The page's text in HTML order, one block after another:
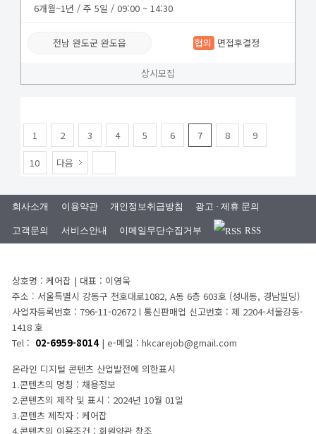
6개월~1년 / 주 5일 / 09:00 ~ 14:30
전남 완도군 완도읍 협의 면접후결정
상시모집
1 2 3 4 5 6 7 8 9
10 다음
회사소개 이용약관 개인정보취급방침 광고 · 제휴 문의
고객문의 서비스안내 이메일무단수집거부 RSS
상호명 : 케어잡 | 대표 : 이영욱
주소 : 서울특별시 강동구 천호대로1082, A동 6층 603호 (성내동, 경남빌딩)
사업자등록번호 : 796-11-02672 l 통신판매업 신고번호 : 제 2204-서울강동-
1418 호
Tel : 02-6959-8014| e-메일 : hkcarejob@gmail.com
온라인 디지털 콘텐츠 산업발전에 의한표시
1.콘텐츠의 명칭 : 채용정보
2.콘텐츠의 제작 및 표시 : 2024년 10월 01일
3.콘텐츠 제작자 : 케어잡
4.콘텐츠의 이용조건 : 회원약관 참조